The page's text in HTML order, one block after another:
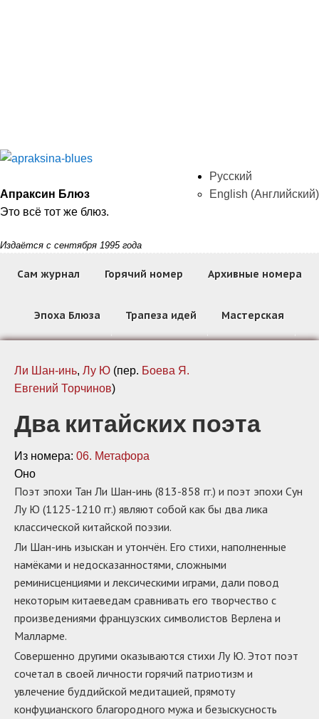
Русский
English (Английский)
Апраксин Блюз
Это всё тот же блюз.
Издаётся с сентября 1995 года
Сам журнал Горячий номер Архивные номера
Эпоха Блюза Трапеза идей Мастерская
Ли Шан-инь, Лу Ю (пер. Боева Я.
Евгений Торчинов)
Два китайских поэта
Из номера: 06. Метафора
Оно
Поэт эпохи Тан Ли Шан-инь (813-858 гг.) и поэт эпохи Сун
Лу Ю (1125-1210 гг.) являют собой как бы два лика
классической китайской поэзии.
Ли Шан-инь изыскан и утончён. Его стихи, наполненные
намёками и недосказанностями, сложными
реминисценциями и лексическими играми, дали повод
некоторым китаеведам сравнивать его творчество с
произведениями французских символистов Верлена и
Малларме.
Совершенно другими оказываются стихи Лу Ю. Этот поэт
сочетал в своей личности горячий патриотизм и
увлечение буддийской медитацией, прямоту
конфуцианского благородного мужа и безыскусность